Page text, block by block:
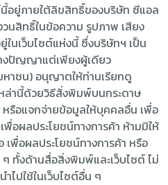
อยู่ภายใต้ลิขสิทธิ์ของบริษัท ซีแอล
นสิทธิ์ในข้อความ รูปภาพ เสียง
นเว็บไซต์แห่งนี้ ซึ่งบริษัทฯ เป็น
งปัญญาแต่เพียงผู้เดียว
หาชน) อนุญาตให้ท่านเรียกดู
ล่านี้ด้วยวิธีสั่งพิมพ์บนกระดาษ
รือแจกจ่ายข้อมูลให้บุคคลอื่น เพื่อ
อผลประโยชน์ทางการค้า ห้ามมิให้
เพื่อผลประโยชน์ทางการค้า หรือ
ๆ ทั้งด้านสื่อสิ่งพิมพ์และเว็บไซต์ ไม่
ำไปใช้ในเว็บไซต์อื่น ๆ